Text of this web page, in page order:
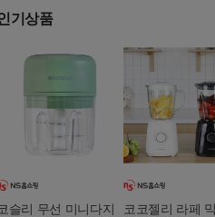
기상품
슬리 무선 미니다지
코코젤리 라페